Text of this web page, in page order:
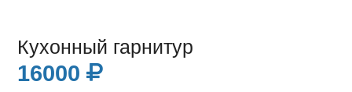
Кухонный гарнитур
16000